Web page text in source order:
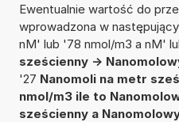
Ewentualnie wartość do
wprowadzona w
nM' lub '78 nmol/m3 a nM'
sześcienny ->
'27 Nanomoli na metr
nmol/m3 ile to
sześcienny a